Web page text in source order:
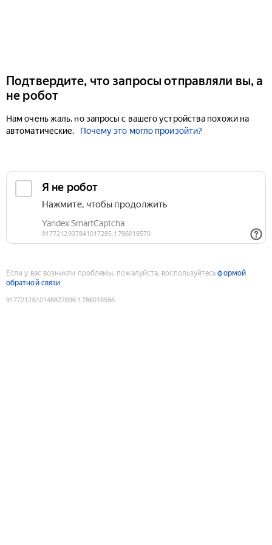
Подтвердите, что запросы отправляли вы, а
не робот
Нам очень жаль, но запросы с вашего устройства похожи на
автоматические.
Почему это могло произойти?
Если у вас возникли проблемы, пожалуйста, воспользуйтесьформой
обратной связи
9177212610148827696:1786018566